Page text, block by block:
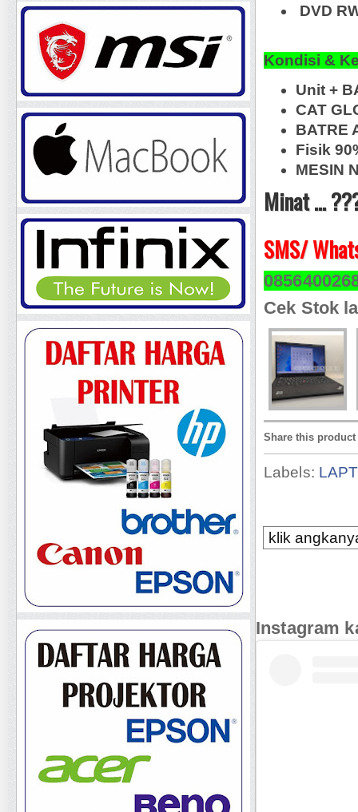
DVD
Kondisi &
Unit +
CAT
BATRE
Fisik
MESIN
Minat ...
SMS/
Cek Stok
Share this product
Labels:
klik
Instagram